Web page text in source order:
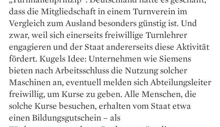
dass die Mitgliedschaft in einem Turnverein im
Vergleich zum Ausland besonders günstig ist. Und
zwar, weil sich einerseits freiwillige Turnlehrer
engagieren und der Staat andererseits diese Aktivität
fördert. Kugels Idee: Unternehmen wie Siemens
bieten nach Arbeitsschluss die Nutzung solcher
Maschinen an, eventuell melden sich Abteilungsleiter
freiwillig, um Kurse zu geben. Alle Menschen, die
solche Kurse besuchen, erhalten vom Staat etwa
einen Bildungsgutschein – als